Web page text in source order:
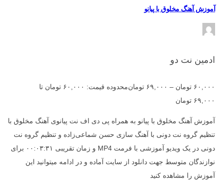
آموزش آهنگ مخلوق با پیانو
ادمین نت دو
۶۰,۰۰۰ تومان – ۶۹,۰۰۰ تومان
محدوده قیمت: ۶۰,۰۰۰ تومان تا
۶۹,۰۰۰ تومان
آموزش آهنگ مخلوق با پیانو به همراه پی دی اف نت پیانوی آهنگ مخلوق با
تنظیم گروه نت دونی با آهنگ سازی حسن شماعی‌زاده و تنظیم گروه نت
دونی در یک ویدیو آموزشی با فرمت MP4 و زمان تقریبی ۰۰:۰۳:۳۱ برای
نوازندگان متوسط جهت دانلود از سایت آماده و در ادامه میتوانید این
آموزش را مشاهده کنید